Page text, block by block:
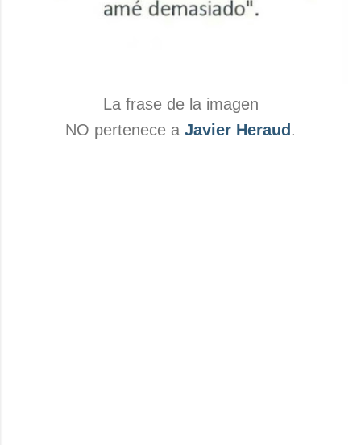
La frase de la imagen
NO pertenece a Javier Heraud .